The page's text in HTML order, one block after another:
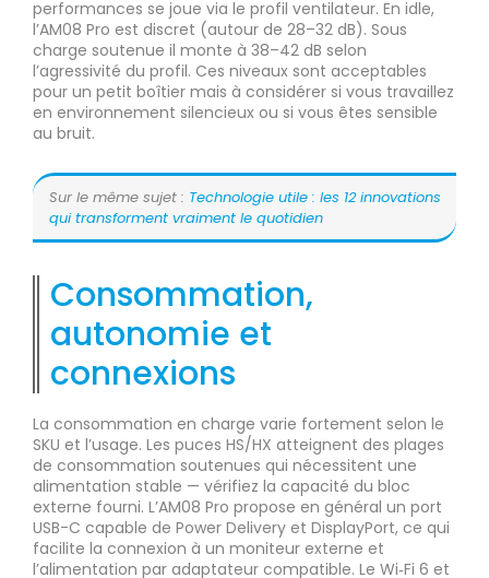
performances se joue via le profil ventilateur. En idle,
l’AM08 Pro est discret (autour de 28–32 dB). Sous
charge soutenue il monte à 38–42 dB selon
l’agressivité du profil. Ces niveaux sont acceptables
pour un petit boîtier mais à considérer si vous travaillez
en environnement silencieux ou si vous êtes sensible
au bruit.
Sur le même sujet : Technologie utile : les 12 innovations
qui transforment vraiment le quotidien
Consommation,
autonomie et
connexions
La consommation en charge varie fortement selon le
SKU et l’usage. Les puces HS/HX atteignent des plages
de consommation soutenues qui nécessitent une
alimentation stable — vérifiez la capacité du bloc
externe fourni. L’AM08 Pro propose en général un port
USB-C capable de Power Delivery et DisplayPort, ce qui
facilite la connexion à un moniteur externe et
l’alimentation par adaptateur compatible. Le Wi‑Fi 6 et